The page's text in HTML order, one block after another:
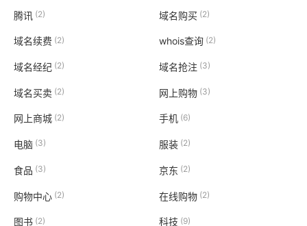
腾讯 (2) 域名购买(2)
域名续费 (2) whois查询(2)
域名经纪 (2) 域名抢注(3)
域名买卖 (2) 网上购物(3)
网上商城 (2) 手机 (6)
电脑 (3) 服装(2)
食品 (3) 京东 (2)
购物中心 (2) 在线购物(2)
图书 (2) 科技 (9)